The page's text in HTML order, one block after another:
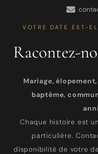
VOTRE DATE EST-
Racontez-
Mariage, élopement,
baptême,
Chaque histoire est
particulière.
disponibilité de votre